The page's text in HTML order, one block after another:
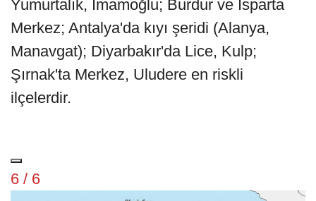
Yumurtalık, İmamoğlu; Burdur ve Isparta
Merkez; Antalya'da kıyı şeridi (Alanya,
Manavgat); Diyarbakır'da Lice, Kulp;
Şırnak'ta Merkez, Uludere en riskli
ilçelerdir.
6 / 6